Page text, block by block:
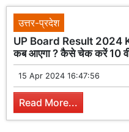
उत्तर-प्रदेश
UP Board Result 2024
कब आएगा ? कैसे चेक करें 10 वीं
15 Apr 2024 16:47:56
Read More...